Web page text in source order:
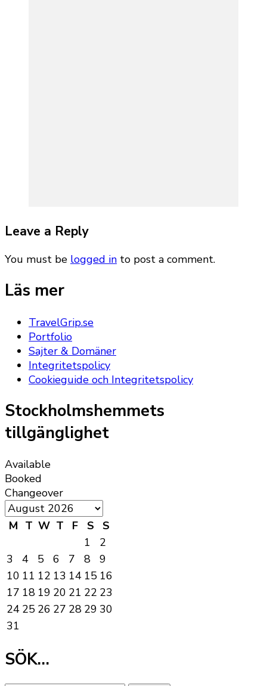
Leave a Reply
You must be logged in to post a comment.
Läs mer
TravelGrip.se
Portfolio
Sajter & Domäner
Integritetspolicy
Cookieguide och Integritetspolicy
Stockholmshemmets
tillgänglighet
Available
Booked
Changeover
M T W T F S
S
1
2
3
4 5 6 7 8
9
10 11 12 13 14 15 16
17 18 19 20 21 22 23
24 25 26 27 28 29 30
31
SÖK…